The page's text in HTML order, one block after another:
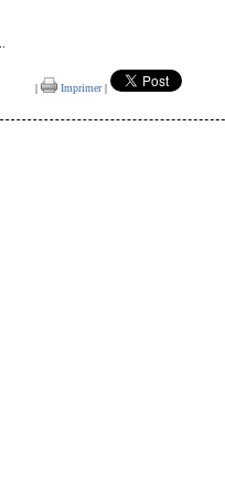
| Imprimer|